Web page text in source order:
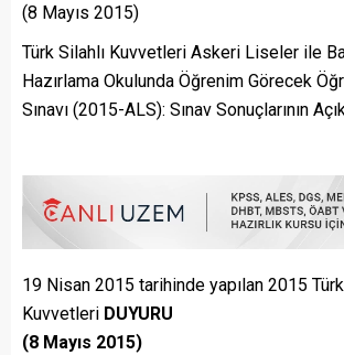
(8 Mayıs 2015)
Türk Silahlı Kuvvetleri Askeri Liseler ile
Hazırlama Okulunda Öğrenim Görecek
Sınavı (2015-ALS): Sınav Sonuçlarının
19 Nisan 2015 tarihinde yapılan 2015
Kuvvetleri DUYURU
(8 Mayıs 2015)